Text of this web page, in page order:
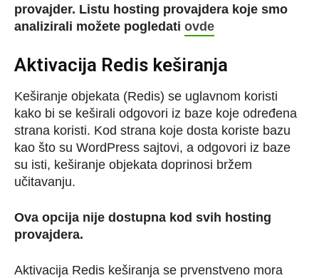
provajder. Listu hosting provajdera koje smo
analizirali možete pogledati ovde
Aktivacija Redis keširanja
Keširanje objekata (Redis) se uglavnom koristi
kako bi se keširali odgovori iz baze koje određena
strana koristi. Kod strana koje dosta koriste bazu
kao što su WordPress sajtovi, a odgovori iz baze
su isti, keširanje objekata doprinosi bržem
učitavanju.
Ova opcija nije dostupna kod svih hosting
provajdera.
Aktivacija Redis keširanja se prvenstveno mora